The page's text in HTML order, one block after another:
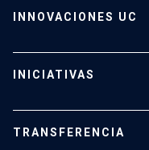
INNOVACIONES UC
Oferta para empresas
INICIATIVAS
Apoyo a investigadores
TRANSFERENCIA